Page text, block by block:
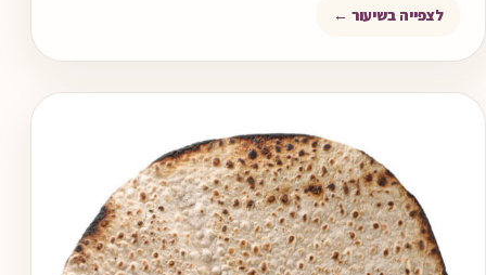
לצפייה בשיעור ←